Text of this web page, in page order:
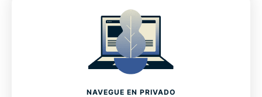
NAVEGUE EN PRIVADO